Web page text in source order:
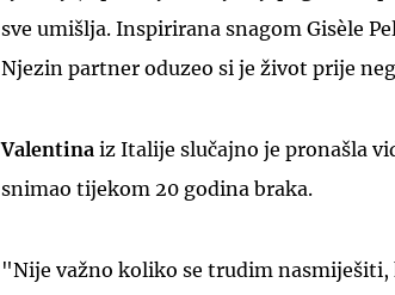
sve umišlja. Inspirirana snagom Gisèle
Njezin partner oduzeo si je život prije
Valentina iz Italije slučajno je pronašla
snimao tijekom 20 godina braka.
"Nije važno koliko se trudim nasmiješiti,